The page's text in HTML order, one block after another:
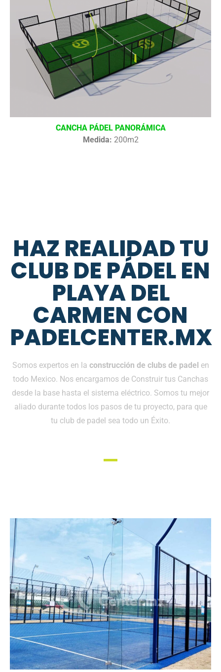
CANCHA PÁDEL PANORÁMICA
Medida: 200m2
HAZ REALIDAD TU
CLUB DE PÁDEL EN
PLAYA DEL
CARMEN CON
PADELCENTER.MX
Somos expertos en la construcción de clubs de padel en
todo Mexico. Nos encargamos de Construir tus Canchas
desde la base hasta el sistema eléctrico. Somos tu mejor
aliado durante todos los pasos de tu proyecto, para que
tu club de padel sea todo un Éxito.